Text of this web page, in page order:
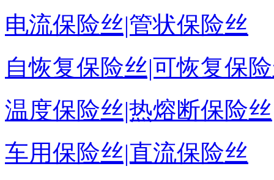
电流保险丝|管状保险丝
自恢复保险丝|可恢复保
温度保险丝|热熔断保险丝
车用保险丝|直流保险丝